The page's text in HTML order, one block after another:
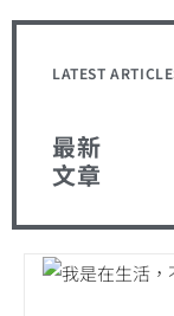
LATEST
最新
文章